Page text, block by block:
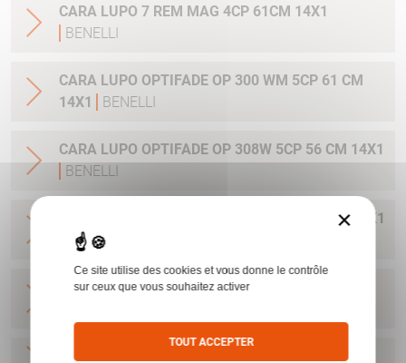
CARA LUPO 7 REM MAG 4CP 61CM 14X1
BENELLI
CARA LUPO OPTIFADE OP 300 WM 5CP 61 CM
14X1
BENELLI
CARA LUPO OPTIFADE OP 308W 5CP 56 CM 14X1
BENELLI
CARA LUPO OPTIFADE OP 30-06 5CP 56 CM 14X1
BENELLI
CARA LUPO OPTIFADE OP 6.5CRMR 5CP 56 CM
×
Ce site utilise des cookies et vous donne le contrôle
sur ceux que vous souhaitez activer
TOUT ACCEPTER